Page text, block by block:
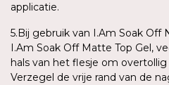
applicatie.
5.Bij gebruik van I.Am Soak Off
I.Am Soak Off Matte Top Gel,
hals van het flesje om
Verzegel de vrije rand van de